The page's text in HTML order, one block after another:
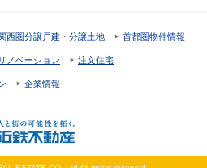
西圏分譲戸建・分譲土地 首都圏物件情報
ノベーション 注文住宅
企業情報